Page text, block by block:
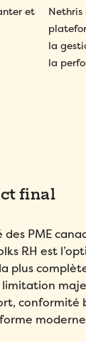
et
Nethris
la
la
final
PME
RH est
plus
conformité